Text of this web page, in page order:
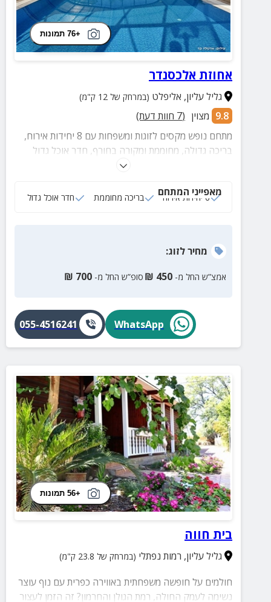
+76 תמונות
אחוזת אלכסנדר
גליל עליון, אליפלט (במרחק של 12 ק"מ)
9.8 מצוין (
7 חוות דעת)
מתחם נופש מקסים לזוגות ומשפחות עם 8 יחידות אירוח,
בריכה גדולה, מחוממת ומקורה בחורף, חדר אוכל גדול
מגוון רחב של פינות ישיבה ומרחק נסיעה של כ-20 דקות
מאפייני המתחם
6 יחידות אירוח בריכה מחוממת חדר אוכל גדול
מחירלזוג:
אמצ”ש החל מ- 450
₪ סופ”ש החל מ- 700
₪
WhatsApp
055-4516241
+56 תמונות
בית חווה
גליל עליון, רמות נפתלי (במרחק של 23.8 ק"מ)
חולמים על חופשה משפחתית באווירה כפרית עם נוף עוצר
נשימה לעמק החולה, רמת הגולן והחרמון? זה הזמן לעצור